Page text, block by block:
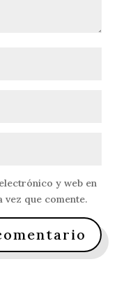
y web en
vez que comente.